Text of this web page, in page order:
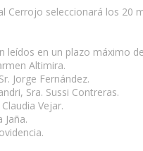
Cerrojo seleccionará los
leídos en un plazo máximo
Altimira.
Jorge Fernández.
Sra. Sussi Contreras.
Vejar.